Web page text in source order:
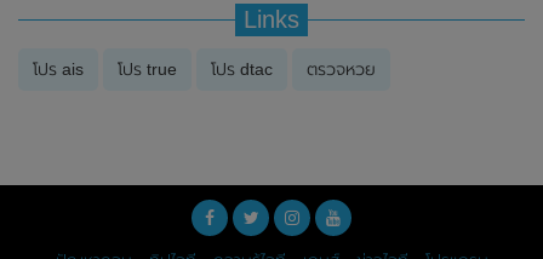
Links
โปร ais โปร true โปร dtac ตรวจหวย